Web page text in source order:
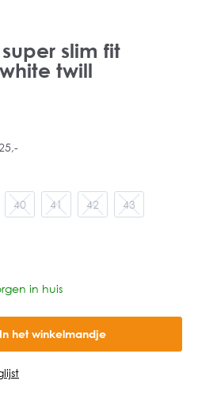
super slim fit
twill
40 41 42 43
in huis
In het winkelmandje